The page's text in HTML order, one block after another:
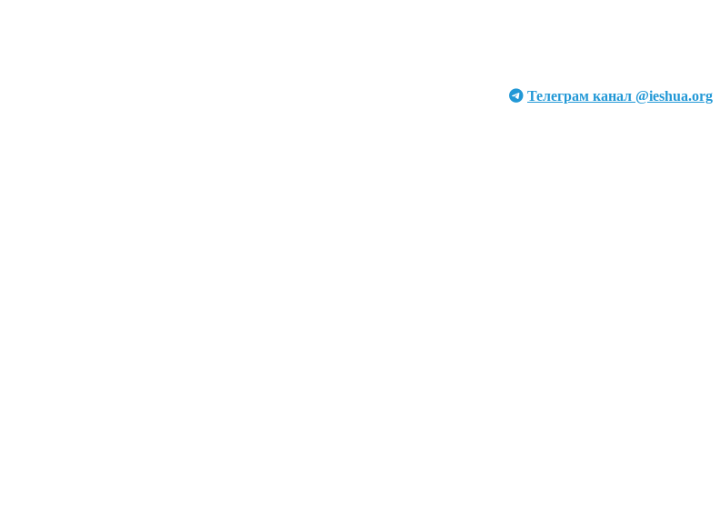
Телеграм канал @ieshua.org